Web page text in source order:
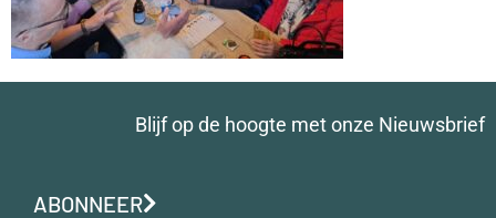
Blijf op de hoogte met onze Nieuwsbrief
ABONNEER